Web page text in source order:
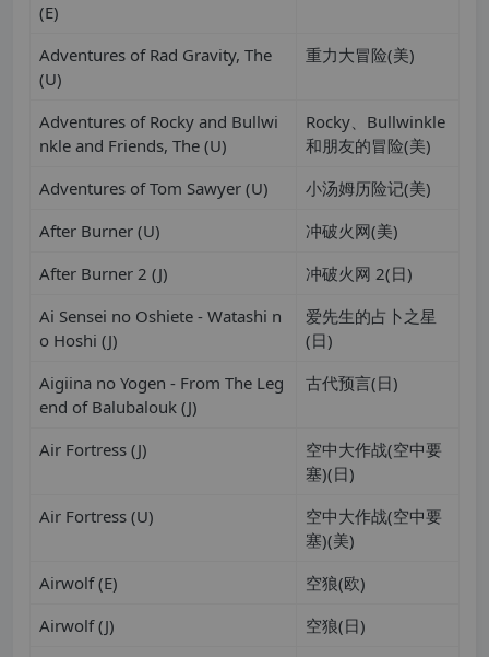
(E)
Adventures of Rad Gravity, The
(U)
重力大冒险(美)
Adventures of Rocky and Bullwi
nkle and Friends, The (U)
Rocky、Bullwinkle
和朋友的冒险(美)
Adventures of Tom Sawyer (U)
小汤姆历险记(美)
After Burner (U)
冲破火网(美)
After Burner 2 (J)
冲破火网 2(日)
Ai Sensei no Oshiete - Watashi n
o Hoshi (J)
爱先生的占卜之星
(日)
Aigiina no Yogen - From The Leg
end of Balubalouk (J)
古代预言(日)
Air Fortress (J)
空中大作战(空中要
塞)(日)
Air Fortress (U)
空中大作战(空中要
塞)(美)
Airwolf (E)
空狼(欧)
Airwolf (J)
空狼(日)